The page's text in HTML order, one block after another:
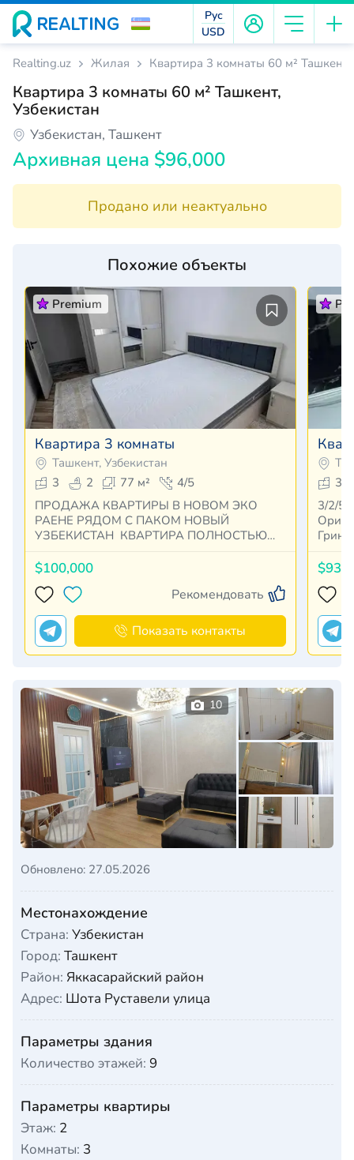
Рус
USD
Realting.uz Жилая Квартира 3 комнаты 60 м² Ташкент,
Квартира 3 комнаты 60 м² Ташкент,
Узбекистан
Узбекистан, Ташкент
Архивная цена $96,000
Продано или неактуально
Похожие объекты
Premium
Квартира 3 комнаты
Ташкент, Узбекистан
3
2 77 м²
4/5
ПРОДАЖА КВАРТИРЫ В НОВОМ ЭКО
РАЕНЕ РЯДОМ С ПАКОМ НОВЫЙ
УЗБЕКИСТАН КВАРТИРА ПОЛНОСТЬЮ
$100,000
Рекомендовать
Показать контакты
3
3/2/5
Грин
10
Обновлено: 27.05.2026
Местонахождение
Страна: Узбекистан
Город: Ташкент
Район: Яккасарайский район
Адрес: Шота Руставели улица
Параметры здания
Количество этажей: 9
Параметры квартиры
Этаж: 2
Комнаты: 3